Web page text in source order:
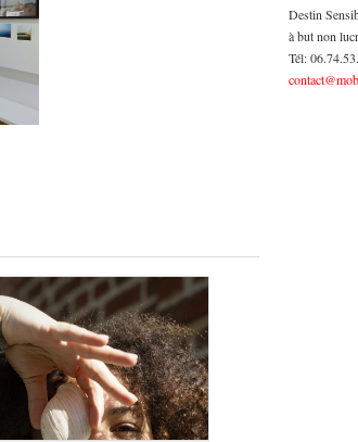
Destin
à but non
Tél: